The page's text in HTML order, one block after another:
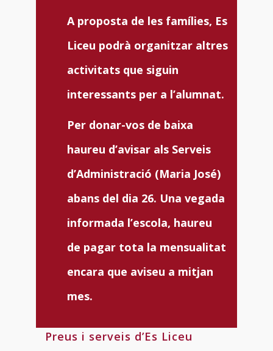
A proposta de les famílies, Es
Liceu podrà organitzar altres
activitats que siguin
interessants per a l’alumnat.
Per donar-vos de baixa
haureu d’avisar als Serveis
d’Administració (Maria José)
abans del dia 26. Una vegada
informada l’escola, haureu
de pagar tota la mensualitat
encara que aviseu a mitjan
mes.
Preus i serveis d’Es Liceu